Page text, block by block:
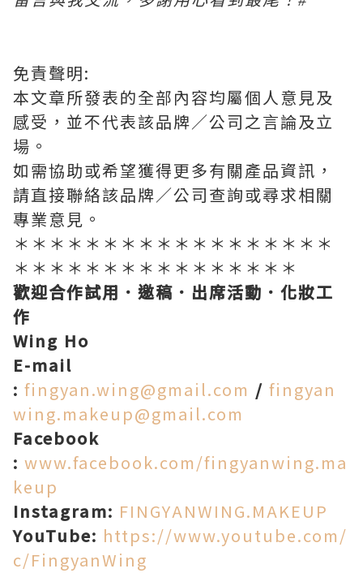
免責聲明:
本文章所發表的全部內容均屬個人意見及
感受，並不代表該品牌／公司之言論及立
場。
如需協助或希望獲得更多有關產品資訊，
請直接聯絡該品牌／公司查詢或尋求相關
專業意見。
＊＊＊＊＊＊＊＊＊＊＊＊＊＊＊＊＊＊
＊＊＊＊＊＊＊＊＊＊＊＊＊＊＊＊
歡迎合作試用．邀稿．出席活動．化妝工
作
Wing Ho
E-mail
: fingyan.wing@gmail.com / fingyan
wing.makeup@gmail.com
Facebook
: www.facebook.com/fingyanwing.ma
keup
Instagram: FINGYANWING.MAKEUP
YouTube: https://www.youtube.com/
c/FingyanWing